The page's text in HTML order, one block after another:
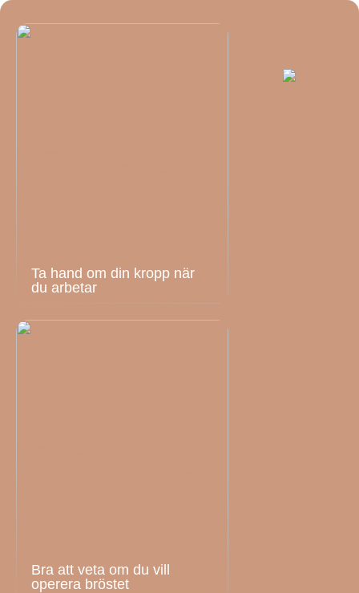
Ta hand om din kropp när
du arbetar
Bra att veta om du vill
operera bröstet